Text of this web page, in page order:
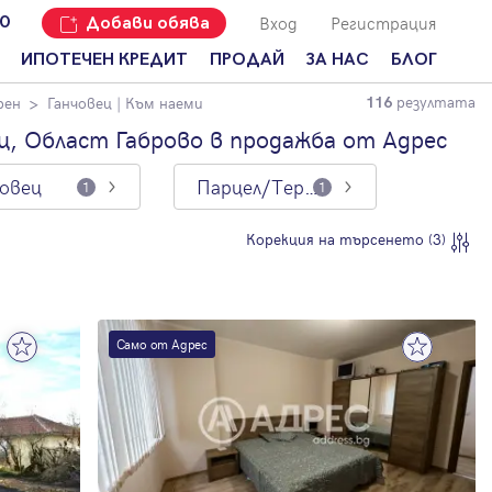
Добави обява Вход Регистрация
ИПОТЕЧЕН КРЕДИТ ПРОДАЙ
Добави
Защо да
продам
имот с
ЗА НАС
Наши офиси
Кариери
Кои сме ние?
Мениджмънт
Франчайз
Често
задавани
въпроси
БЛОГ
За продавачи
За купувачи
кредитиране
За
наематели
Анализ на
пазара
Новини
Ганчовец | Към наеми 116 резултата
Област Габрово в продажба от Адрес
1 Парцел/Терен1
Корекция на търсенето (3)
Само от Адрес